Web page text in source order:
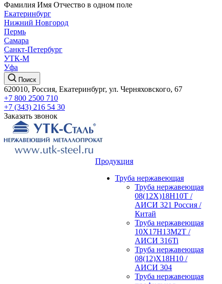
Фамилия Имя Отчество в одном поле
Екатеринбург
Нижний Новгород
Пермь
Самара
Санкт-Петербург
УТК-М
Уфа
Поиск
620010, Россия, Екатеринбург, ул. Черняховского, 67
+7 800 2500 710
+7 (343) 216 54 30
Заказать звонок
Продукция
Труба нержавеющая
Труба нержавеющая
08(12Х)18Н10Т /
АИСИ 321 Россия /
Китай
Труба нержавеющая
10Х17Н13М2Т /
АИСИ 316Ti
Труба нержавеющая
08(12)Х18Н10 /
АИСИ 304
Труба нержавеющая